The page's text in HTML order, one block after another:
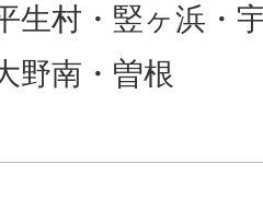
生村・竪ヶ浜・
野南・曽根